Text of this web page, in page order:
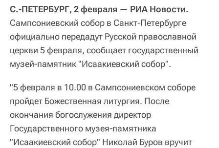
С.-ПЕТЕРБУРГ, 2 февраля — РИА Новости.
Сампсониевский собор в Санкт-Петербурге
официально передадут Русской православной
церкви 5 февраля, сообщает государственный
музей-памятник "Исаакиевский собор".
"5 февраля в 10.00 в Сампсониевском соборе
пройдет Божественная литургия. После
окончания богослужения директор
Государственного музея-памятника
"Исаакиевский собор" Николай Буров вручит